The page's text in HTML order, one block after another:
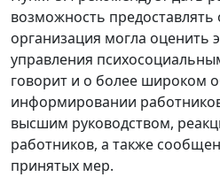
возможность
организация могла оценить
управления
говорит и о более широком
информировании
высшим руководством,
работников, а также
принятых мер.